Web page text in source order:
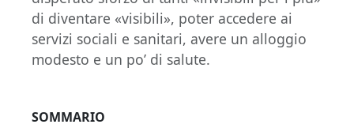
di diventare «visibili», poter accedere ai
servizi sociali e sanitari, avere un alloggio
modesto e un po’ di salute.
SOMMARIO